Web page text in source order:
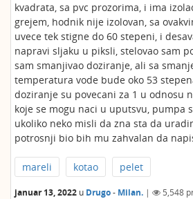
kvadrata, sa pvc prozorima, i ima
grejem, hodnik nije izolovan, sa
uvece tek stigne do 60 stepeni, i
napravi sljaku u piksli, stelovao sam
sam smanjivao doziranje, ali sa
temperatura vode bude oko 53
doziranje su povecani za 1 u odnosu
koje se mogu naci u uputsvu, pumpa
ukoliko neko misli da zna sta da
potrosnji bio bih mu zahvalan da
mareli kotao pelet
januar 13, 2022 u Drugo- Milan. | 5,548